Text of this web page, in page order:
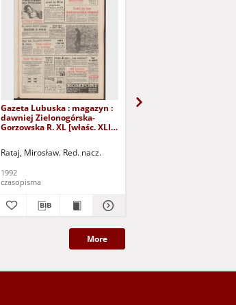
Gazeta Lubuska : magazyn :
dawniej Zielonogórska-
Gorzowska R. XL [właśc. XLI],
Rataj, Mirosław. Red. nacz.
1992
czasopisma
More